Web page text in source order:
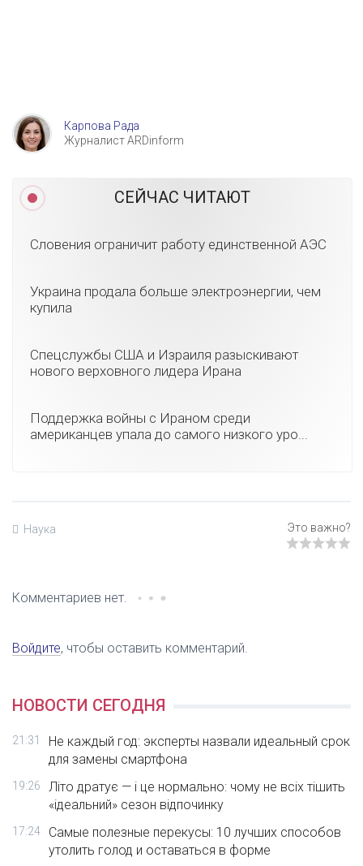
Карпова Рада
Журналист ARDinform
СЕЙЧАС ЧИТАЮТ
Словения ограничит работу единственной АЭС
Украина продала больше электроэнергии, чем
купила
Спецслужбы США и Израиля разыскивают
нового верховного лидера Ирана
Поддержка войны с Ираном среди
американцев упала до самого низкого уро...
Наука
Комментариев нет.
Войдите, чтобы оставить комментарий.
НОВОСТИ СЕГОДНЯ
21:31
Не каждый год: эксперты назвали идеальный срок
для замены смартфона
19:26
Літо дратує — і це нормально: чому не всіх тішить
«ідеальний» сезон відпочинку
17:24
Самые полезные перекусы: 10 лучших способов
утолить голод и оставаться в форме